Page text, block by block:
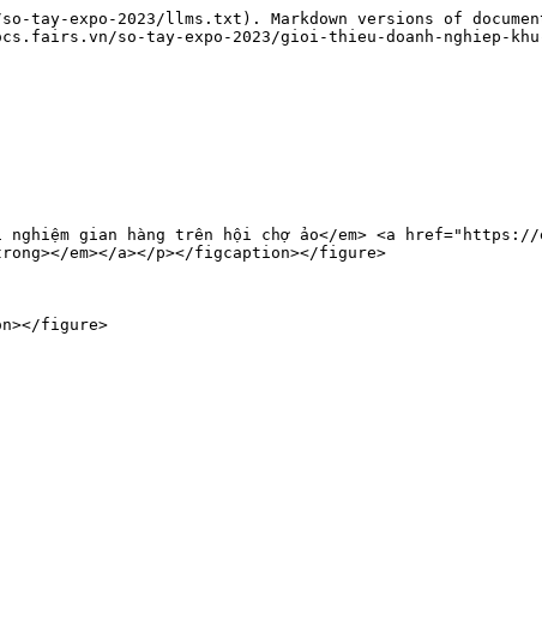
expo-2023/llms.txt). Markdown versions of
so-tay-expo-2023/gioi-thieu-doanh-nghiep-
gian hàng trên hội chợ ảo</em> <a
em></a></p></figcaption></figure>